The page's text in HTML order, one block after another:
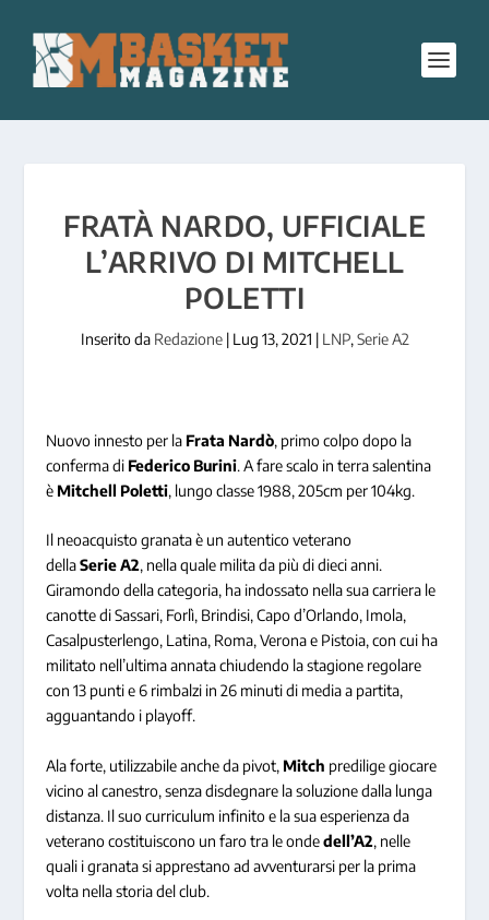
FRATÀ NARDO, UFFICIALE
L’ARRIVO DI MITCHELL
POLETTI
Inserito da Redazione| Lug 13, 2021 | LNP, Serie A2
Nuovo innesto per la Frata Nardò, primo colpo dopo la
conferma di Federico Burini. A fare scalo in terra salentina
è Mitchell Poletti, lungo classe 1988, 205cm per 104kg.
Il neoacquisto granata è un autentico veterano
dellaSerie A2, nella quale milita da più di dieci anni.
Giramondo della categoria, ha indossato nella sua carriera le
canotte di Sassari, Forlì, Brindisi, Capo d’Orlando, Imola,
Casalpusterlengo, Latina, Roma, Verona e Pistoia, con cui ha
militato nell’ultima annata chiudendo la stagione regolare
con 13 punti e 6 rimbalzi in 26 minuti di media a partita,
agguantando i playoff.
Ala forte, utilizzabile anche da pivot, Mitch predilige giocare
vicino al canestro, senza disdegnare la soluzione dalla lunga
distanza. Il suo curriculum infinito e la sua esperienza da
veterano costituiscono un faro tra le ondedell’A2, nelle
quali i granata si apprestano ad avventurarsi per la prima
volta nella storia del club.